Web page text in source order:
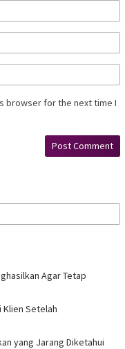
browser for the next time I
Agar Tetap
Setelah
yang Jarang Diketahui